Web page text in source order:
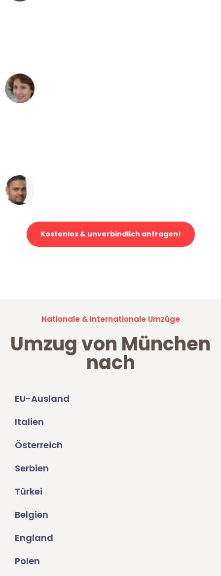
Kostenlos & unverbindlich anfragen!
Nationale & Internationale Umzüge
Umzug von München
nach
EU-Ausland
Italien
Österreich
Serbien
Türkei
Belgien
England
Polen